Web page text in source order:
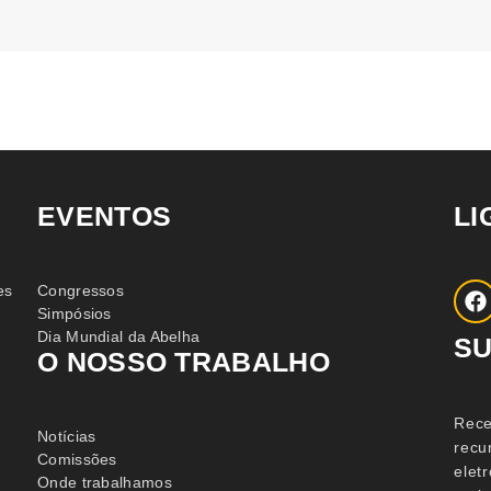
EVENTOS
Congressos
Simpósios
Dia Mundial da Abelha
O NOSSO TRABALHO
Notícias
Comissões
Onde trabalhamos